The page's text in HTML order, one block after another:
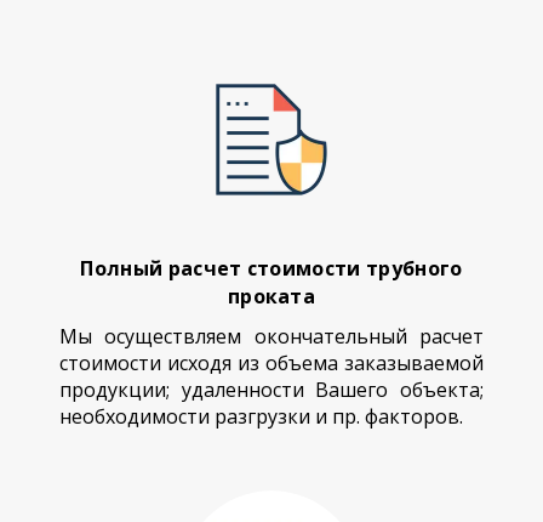
Полный расчет стоимости трубного
проката
Мы осуществляем окончательный расчет
стоимости исходя из объема заказываемой
продукции; удаленности Вашего объекта;
необходимости разгрузки и пр. факторов.